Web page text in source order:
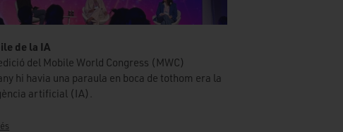
de la IA
del Mobile World Congress (MWC)
hi havia una paraula en boca de tothom era la
artificial (IA).